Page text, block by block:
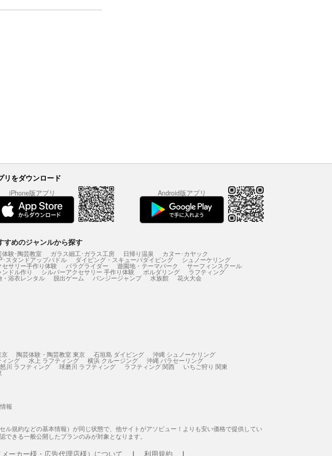
リをダウンロード
iPhone版アプリ Android版アプリ
すめのジャンルから探す
体験･陶芸教室 ガラス細工･ガラス工房 日帰り温泉 カヌー･カヤック
･スタンドアップパドル ダイビング・スキューバダイビング シュノーケリング
セサリー手作り体験 パラグライダー 遊園地・テーマパーク サーフィンスクール
ンドル作り シルバーアクセサリー 手作り体験 ボルダリング ラフティング
・浴衣レンタル 脱出ゲーム バンジージャンプ 水族館 花火大会
京 陶芸体験・陶芸教室 東京 石垣島 ダイビング 沖縄 シュノーケリング
ング 水上 ラフティング 横浜 クルージング 沖縄 パラセーリング
川 ラフティング 球磨川 ラフティング ラフティング 関西 いちご狩り 関東
報
規約などの基本情報）が同じ状態で、他サイトがアソビュー！よりも安い価格で提供してい
きる一般公開したプランのみが対象となります。
ーカー様・広告代理店様）について 利用規約